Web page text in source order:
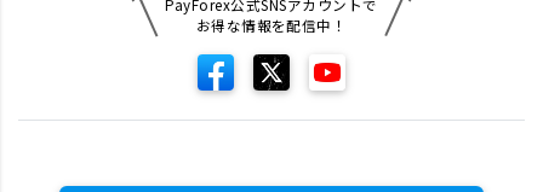
PayForex公式SNSアカウントで
お得な情報を配信中！